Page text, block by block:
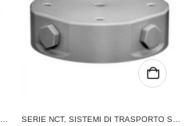
,TECNICHE DEL VUOTO
SERIE NCT, SISTEMI DI TRASPORTO SENZA CONTATTO